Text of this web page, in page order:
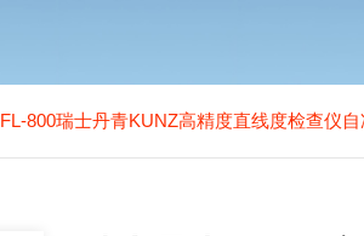
FL-800瑞士丹青KUNZ高精度直线度检查仪自